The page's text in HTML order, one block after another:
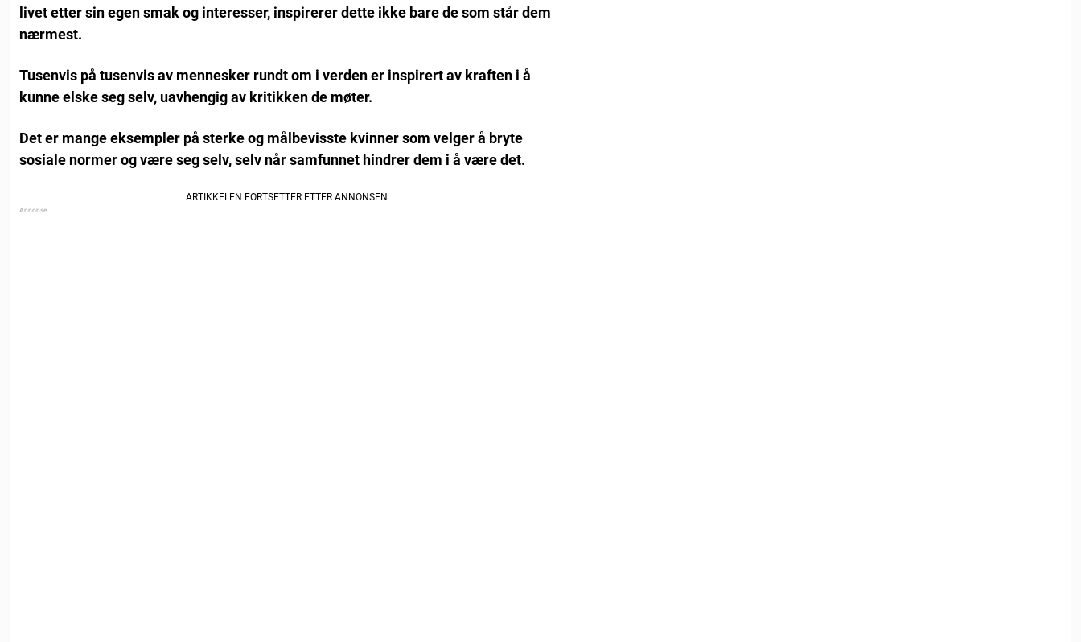
livet etter sin egen smak og interesser, inspirerer dette ikke bare de som står dem
nærmest.
Tusenvis på tusenvis av mennesker rundt om i verden er inspirert av kraften i å
kunne elske seg selv, uavhengig av kritikken de møter.
Det er mange eksempler på sterke og målbevisste kvinner som velger å bryte
sosiale normer og være seg selv, selv når samfunnet hindrer dem i å være det.